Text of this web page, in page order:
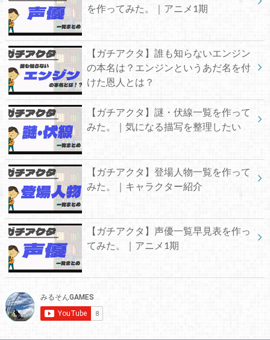
を作ってみた。｜アニメ1期
【ガチアクタ】誰も知らないエンジン
の本名は？エンジンというあだ名を付
けた恩人とは？
【ガチアクタ】謎・伏線一覧を作って
みた。｜気になる描写を整理したい
【ガチアクタ】登場人物一覧を作って
みた。｜キャラクター紹介
【ガチアクタ】声優一覧早見表を作っ
てみた。｜アニメ1期